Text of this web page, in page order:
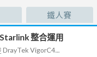
鐵人賽
整合運用
VigorC4...